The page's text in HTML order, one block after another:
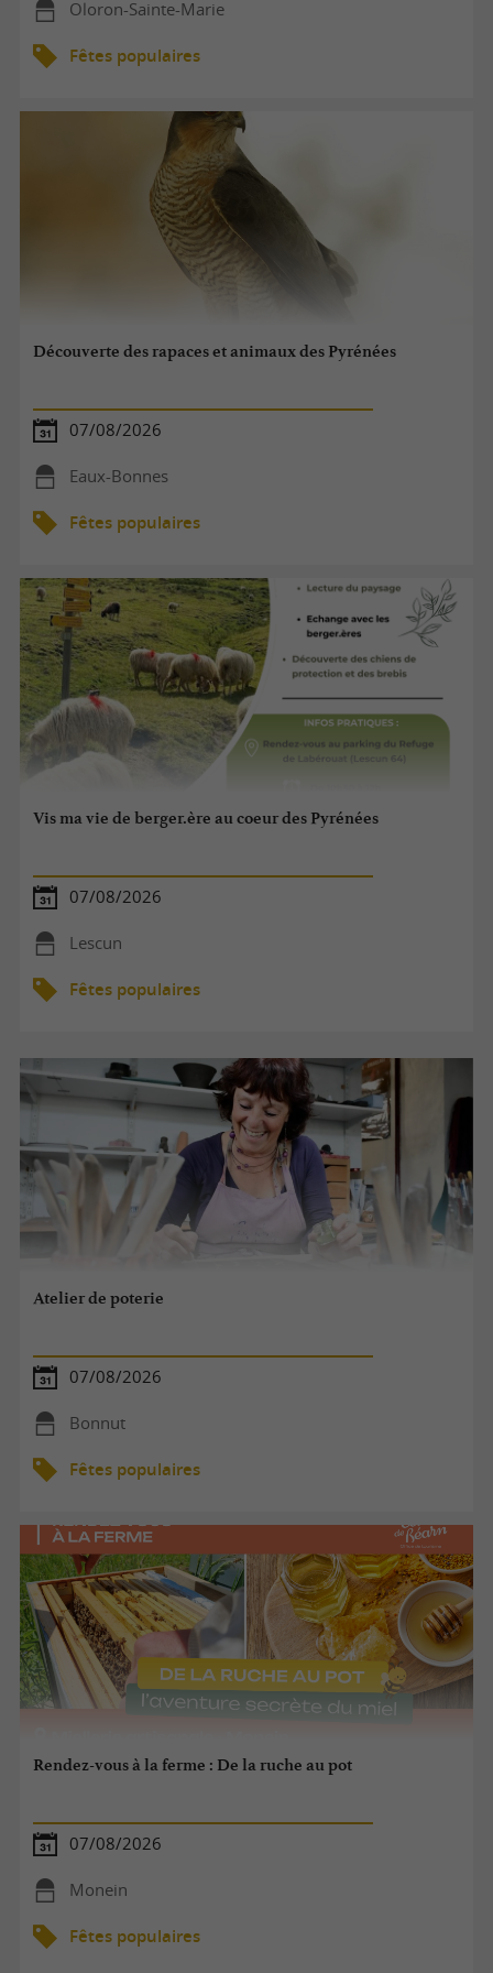
Oloron-Sainte-Marie
Fêtes populaires
Découverte des rapaces et animaux des Pyrénées
07/08/2026
Eaux-Bonnes
Fêtes populaires
Vis ma vie de berger.ère au coeur des Pyrénées
07/08/2026
Lescun
Fêtes populaires
Atelier de poterie
07/08/2026
Bonnut
Fêtes populaires
Rendez-vous à la ferme : De la ruche au pot
07/08/2026
Monein
Fêtes populaires